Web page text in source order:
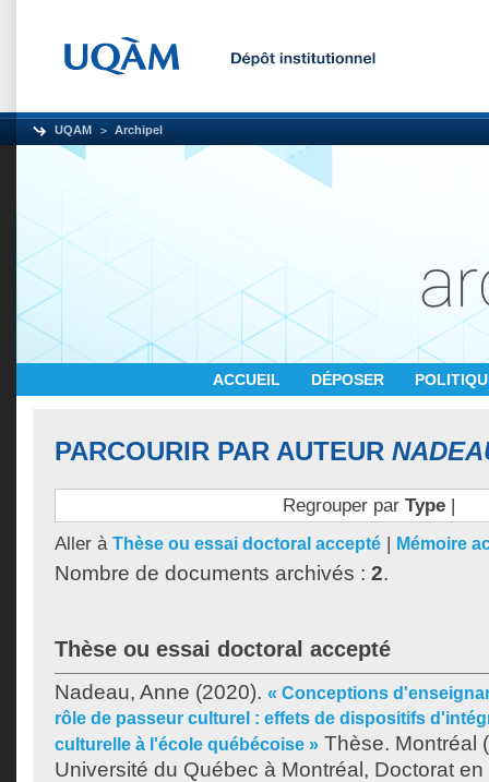
UQAM Archipel
ACCUEIL DÉPOSER
PARCOURIR PAR AUTEUR
Regrouper par Type|
Aller à Thèse ou essai doctoral accepté | Mémoire
Nombre de documents archivés : 2.
Thèse ou essai doctoral accepté
Nadeau, Anne (2020). « Conceptions
rôle de passeur culturel : effets de dispositifs
culturelle à l'école québécoise » Thèse. Montréal
Université du Québec à Montréal, Doctorat